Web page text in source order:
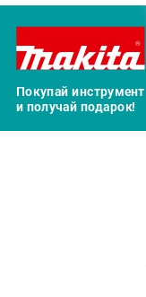
на части
График